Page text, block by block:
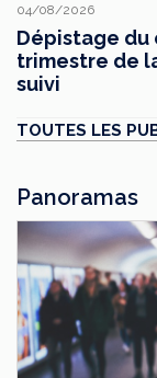
04/08/2026
Dépistage du
trimestre de
suivi
TOUTES LES
Panoramas